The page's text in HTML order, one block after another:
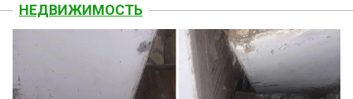
НЕДВИЖИМОСТЬ